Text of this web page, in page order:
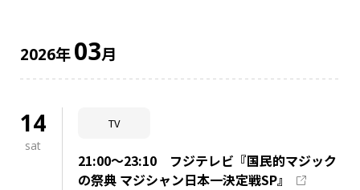
2026年03月
14
sat
TV
21:00～23:10 フジテレビ『国民的マジック
の祭典 マジシャン日本一決定戦SP』